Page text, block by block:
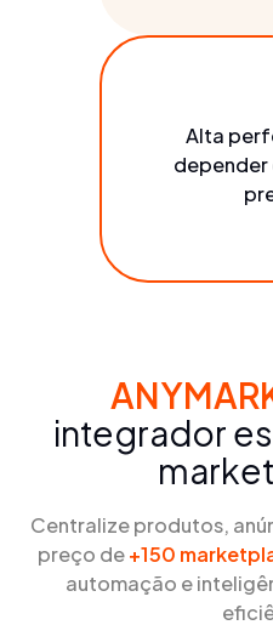
Alta
depender
integrador
Centralize produtos,
preço de+150
automação e